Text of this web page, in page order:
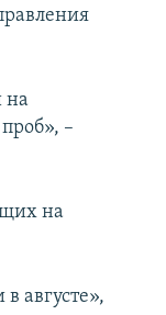
на
–
на
августе»,